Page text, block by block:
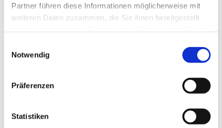
Partner führen diese Informationen möglicherweise mit
weiteren Daten zusammen, die Sie ihnen bereitgestellt
Notwendig
Präferenzen
Statistiken